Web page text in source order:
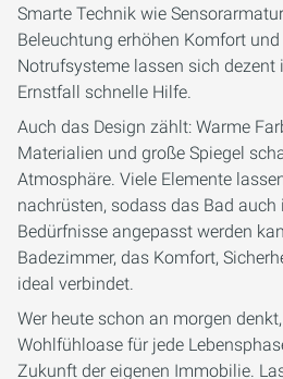
Smarte Technik wie
Beleuchtung erhöhen Komfort und
Notrufsysteme lassen sich dezent
Ernstfall schnelle Hilfe.
Auch das Design zählt: Warme
Materialien und große Spiegel
Atmosphäre. Viele Elemente
nachrüsten, sodass das Bad
Bedürfnisse angepasst werden
Badezimmer, das Komfort,
ideal verbindet.
Wer heute schon an morgen
Wohlfühloase für jede
Zukunft der eigenen Immobilie.